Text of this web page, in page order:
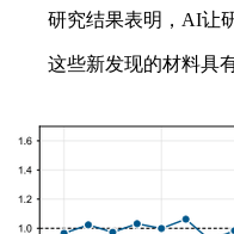
研究结果表明，AI让研
这些新发现的材料具有